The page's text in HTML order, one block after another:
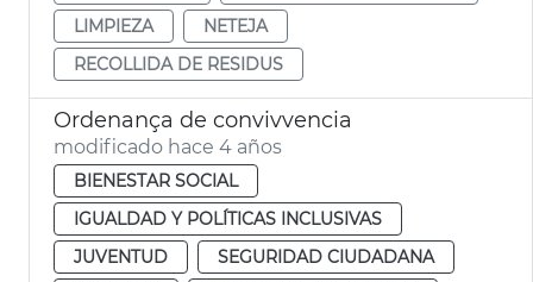
LIMPIEZA
NETEJA
RECOLLIDA DE RESIDUS
Ordenança de convivvencia
modificado hace 4 años
BIENESTAR SOCIAL
IGUALDAD Y POLÍTICAS INCLUSIVAS
JUVENTUD
SEGURIDAD CIUDADANA